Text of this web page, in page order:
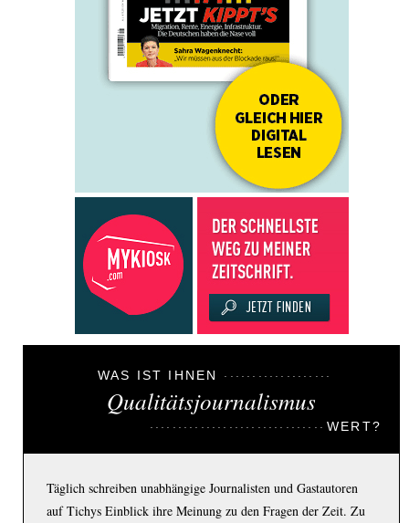
WAS IST IHNEN
Qualitätsjournalismus
WERT?
Täglich schreiben unabhängige Journalisten und Gastautoren
auf Tichys Einblick ihre Meinung zu den Fragen der Zeit. Zu